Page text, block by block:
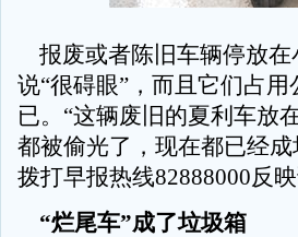
报废或者陈旧车辆停放在
说“很碍眼”，而且它们占
已。“这辆废旧的夏利车放
都被偷光了，现在都已经
拨打早报热线82888000反映
“烂尾车”成了垃圾箱